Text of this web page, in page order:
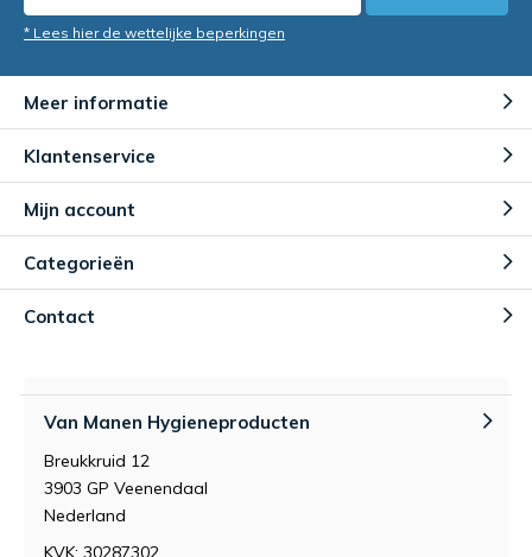
* Lees hier de wettelijke beperkingen
Meer informatie
Klantenservice
Mijn account
Categorieën
Contact
Van Manen Hygieneproducten
Breukkruid 12
3903 GP Veenendaal
Nederland
KVK: 30287302